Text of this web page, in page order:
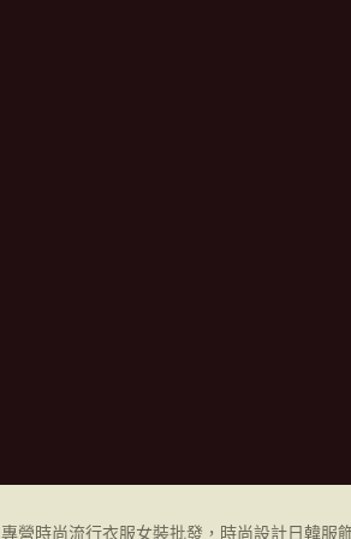
專營時尚流行衣服女裝批發，時尚設計日韓服